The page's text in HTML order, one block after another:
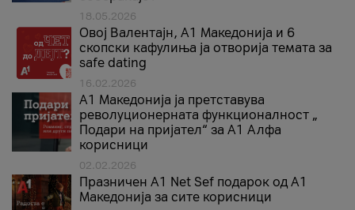
18.05.2026
Овој Валентајн, A1 Македонија и 6
скопски кафулиња ја отворија темата за
safe dating
16.02.2026
А1 Македонија ја претставува
револуционерната функционалност „
Подари на пријател“ за А1 Алфа
корисници
02.02.2026
Празничен A1 Net Sеf подарок од А1
Македонија за сите корисници